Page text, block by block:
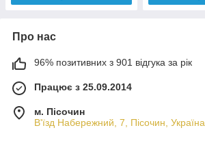
Про нас
96% позитивних з 901 відгука за рік
Працює з 25.09.2014
м. Пісочин
В'їзд Набережний, 7, Пісочин, Україна